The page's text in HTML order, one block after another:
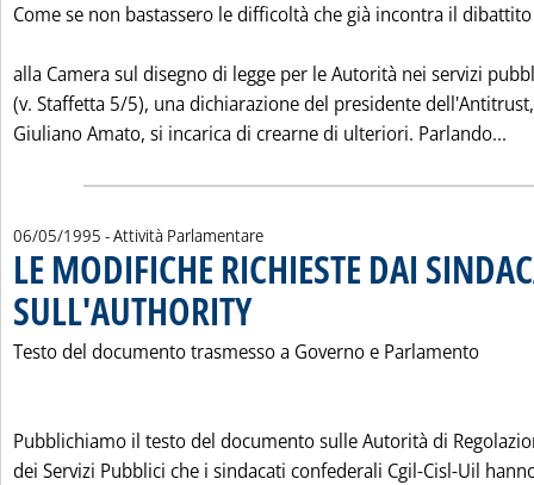
Come se non bastassero le difficoltà che già incontra il dibattito
alla Camera sul disegno di legge per le Autorità nei servizi
(v. Staffetta 5/5), una dichiarazione del presidente dell'Antitrust,
Giuliano Amato, si incarica di crearne di ulteriori. Parlando...
06/05/1995 - Attività Parlamentare
LE MODIFICHE RICHIESTE DAI
SULL'AUTHORITY. Pubblicata sabato 06 maggio 1995 alle 0.0.
Testo del documento trasmesso a Governo e Parlamento
Pubblichiamo il testo del documento sulle Autorità di
dei Servizi Pubblici che i sindacati confederali Cgil-Cisl-Uil